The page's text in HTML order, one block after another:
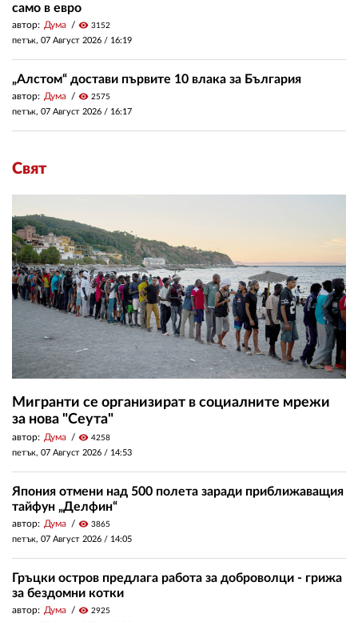
само в евро
автор: Дума visibility 3152
петък, 07 Август 2026 / 16:19
„Алстом“ достави първите 10 влака за България
автор: Дума visibility 2575
петък, 07 Август 2026 / 16:17
Свят
Мигранти се организират в социалните мрежи
за нова "Сеута"
автор: Дума visibility 4258
петък, 07 Август 2026 / 14:53
Япония отмени над 500 полета заради приближаващия
тайфун „Делфин“
автор: Дума visibility 3865
петък, 07 Август 2026 / 14:05
Гръцки остров предлага работа за доброволци - грижа
за бездомни котки
автор: Дума visibility 2925